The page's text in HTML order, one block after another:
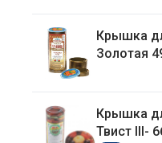
Крышка
Золотая
Крышка
Твист III-